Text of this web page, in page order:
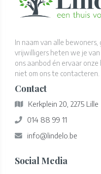
In naam van alle
vrijwilligers heten we je
ons aanbod én ervaar onze
niet om ons te contacteren.
Contact
Kerkplein 20, 2275 Lille
014 88 99 11
info@lindelo.be
Social Media